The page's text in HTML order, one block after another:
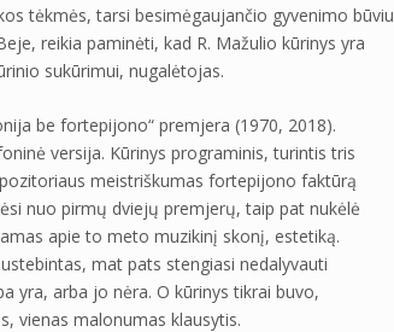
tėkmės, tarsi besimėgaujančio gyvenimo būviu
reikia paminėti, kad R. Mažulio kūrinys yra
sukūrimui, nugalėtojas.
be fortepijono“ premjera (1970, 2018).
versija. Kūrinys programinis, turintis tris
meistriškumas fortepijono faktūrą
nuo pirmų dviejų premjerų, taip pat nukėlė
apie to meto muzikinį skonį, estetiką.
mat pats stengiasi nedalyvauti
yra, arba jo nėra. O kūrinys tikrai buvo,
vienas malonumas klausytis.